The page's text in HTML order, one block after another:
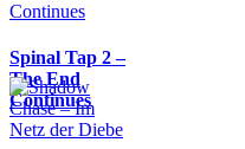
Spinal Tap 2 –
The End
Continues